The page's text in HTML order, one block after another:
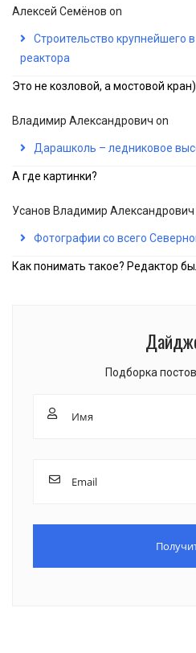
Алексей Семёнов on
Строительство крупнейшего
реактора
Это не козловой, а мостовой кран)
Владимир Александрович on
Дарашколь – ледниковое
А где картинки?
Усанов Владимир Александрович
Фотографии со всего
Как понимать такое? Редактор
Подборка